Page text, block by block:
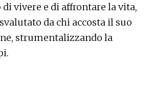
vivere e di affrontare la vita,
da chi accosta il suo
strumentalizzando la